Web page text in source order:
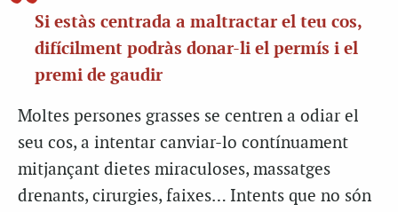
Si estàs centrada a maltractar el teu cos,
difícilment podràs donar-li el permís i el
premi de gaudir
Moltes persones grasses se centren a odiar el
seu cos, a intentar canviar-lo contínuament
mitjançant dietes miraculoses, massatges
drenants, cirurgies, faixes… Intents que no són